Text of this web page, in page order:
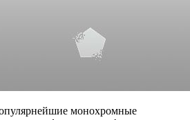
монохромные